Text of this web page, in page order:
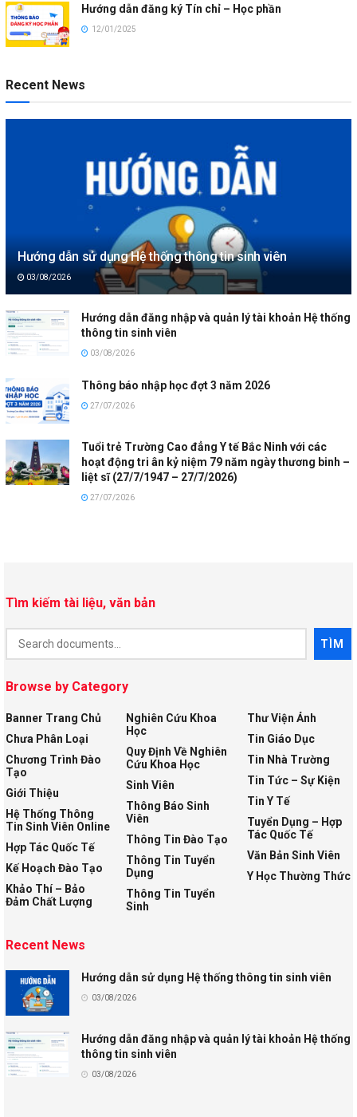
Hướng dẫn đăng ký Tín chỉ – Học phần
12/01/2025
Recent News
Hướng dẫn sử dụng Hệ thống thông tin sinh viên
03/08/2026
Hướng dẫn đăng nhập và quản lý tài khoản Hệ thống
thông tin sinh viên
03/08/2026
Thông báo nhập học đợt 3 năm 2026
27/07/2026
Tuổi trẻ Trường Cao đẳng Y tế Bắc Ninh với các
hoạt động tri ân kỷ niệm 79 năm ngày thương binh –
liệt sĩ (27/7/1947 – 27/7/2026)
27/07/2026
Tìm kiếm tài liệu, văn bản
TÌM
Browse by Category
Banner Trang Chủ
Chưa Phân Loại
Chương Trình Đào
Tạo
Giới Thiệu
Hệ Thống Thông
Tin Sinh Viên Online
Hợp Tác Quốc Tế
Kế Hoạch Đào Tạo
Khảo Thí – Bảo
Đảm Chất Lượng
Nghiên Cứu Khoa
Học
Quy Định Về Nghiên
Cứu Khoa Học
Sinh Viên
Thông Báo Sinh
Viên
Thông Tin Đào Tạo
Thông Tin Tuyển
Dụng
Thông Tin Tuyển
Sinh
Thư Viện Ảnh
Tin Giáo Dục
Tin Nhà Trường
Tin Tức – Sự Kiện
Tin Y Tế
Tuyển Dụng – Hợp
Tác Quốc Tế
Văn Bản Sinh Viên
Y Học Thường Thức
Recent News
Hướng dẫn sử dụng Hệ thống thông tin sinh viên
03/08/2026
Hướng dẫn đăng nhập và quản lý tài khoản Hệ thống
thông tin sinh viên
03/08/2026